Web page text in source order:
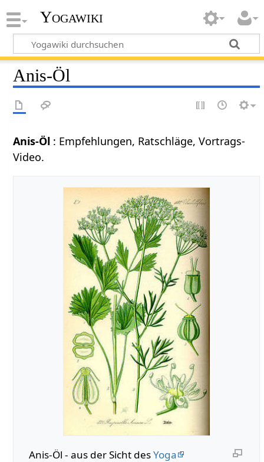
Yogawiki
Anis-Öl
Anis-Öl : Empfehlungen, Ratschläge, Vortrags-
Video.
Anis-Öl - aus der Sicht desYoga